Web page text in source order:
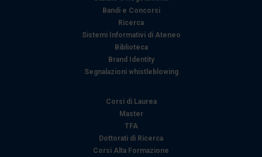
raccolto dal suo utilizzo dei loro servizi.
Bandi e Concorsi
Ricerca
Sistemi Informativi di Ateneo
Biblioteca
Brand Identity
Segnalazioni whistleblowing
Corsi di Laurea
Master
TFA
Dottorati di Ricerca
Corsi Alta Formazione